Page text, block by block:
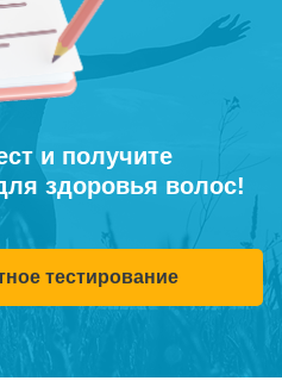
и получите
здоровья волос!
тестирование